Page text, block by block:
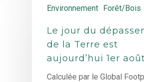
Environnement Forêt/Bois
Le jour du
de la Terre est
aujourd’hui 1er
Calculée par le Global